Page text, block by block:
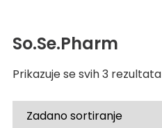
So.Se.Pharm
Prikazuje se svih 3 rezultata